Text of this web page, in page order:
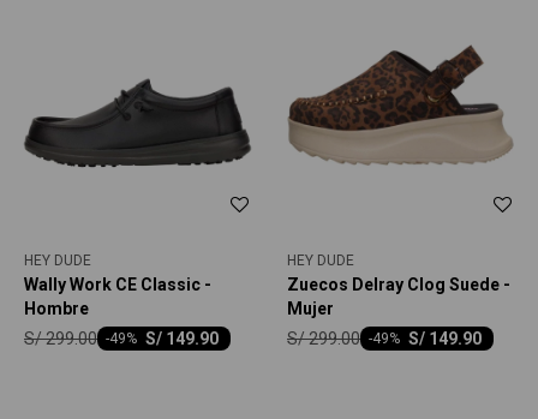
HEY DUDE
Wally Work CE Classic -
Hombre
S/ 149.90
-49
S/299.00
HEY DUDE
Zuecos Delray Clog Suede -
Mujer
S/ 149.90
-49
S/299.00